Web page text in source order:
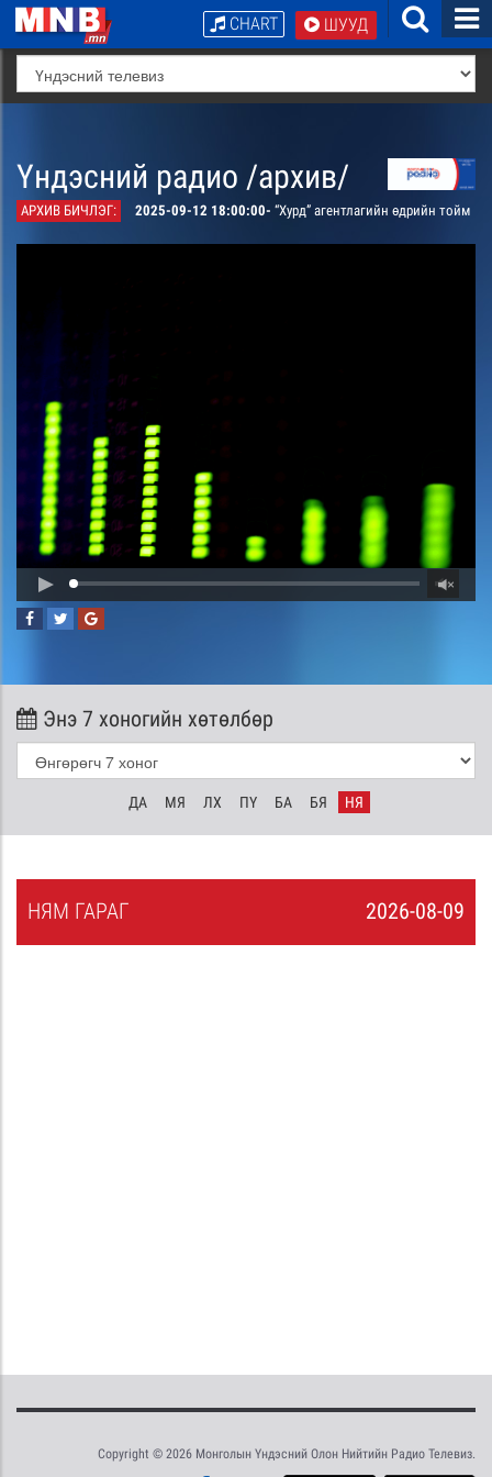
ШУУД
CHART
Үндэсний радио /архив/
АРХИВ БИЧЛЭГ: 2025-09-12 18:00:00- “Хурд” агентлагийн өдрийн тойм
Энэ 7 хоногийн хөтөлбөр
ДА МЯ ЛХ ПҮ БА БЯ НЯ
2026-08-09
НЯМ ГАРАГ
Copyright © 2026 Монголын Үндэсний Олон Нийтийн Радио Телевиз.